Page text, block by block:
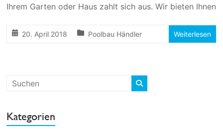
Ihrem Garten oder Haus zahlt sich aus. Wir bieten Ihnen
20. April 2018 Poolbau Händler Weiterlesen
Kategorien